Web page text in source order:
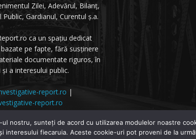
Zilei, Adevărul, Bilanț,
Gardianul, Curentul ș.a.
ca un spațiu dedicat
pe fapte, fără susținere
documentate riguros, în
a interesului public.
report.ro |
report.ro
Toate drepturile rezervate.
nostru, sunteți de acord cu utilizarea modulelor noastre
fiecaruia. Aceste cookie-uri pot proveni de la